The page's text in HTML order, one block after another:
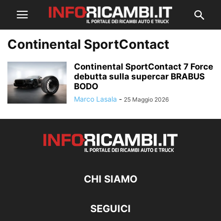
Continental SportContact
Continental SportContact 7 Force
debutta sulla supercar BRABUS
BODO
Marco Lasala - 25 Maggio 2026
CHI SIAMO
SEGUICI